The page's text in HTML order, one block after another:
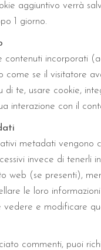
aggiuntivo verrà
1 giorno.
contenuti incorporati
se il visitatore
di te, usare cookie,
interazione con il
metadati
invece di tenerli
web (se presenti),
le loro
vedere e modificare
commenti, puoi